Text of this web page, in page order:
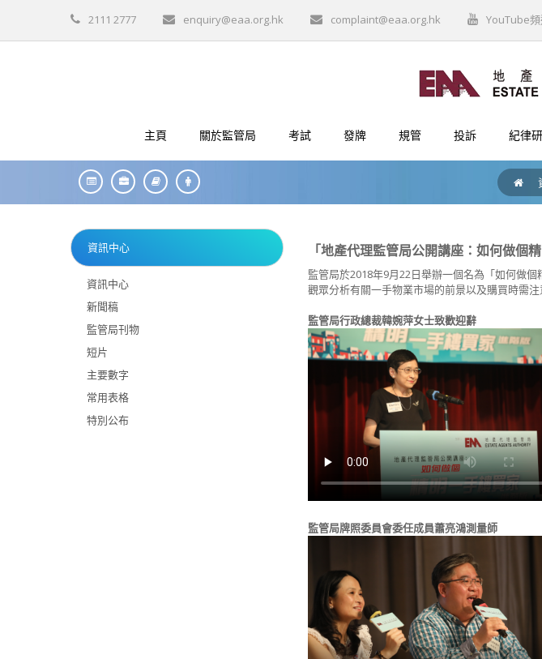
2111 2777 enquiry@eaa.org.hk complaint@eaa.org.hk YouTube頻
主頁 關於監管局 考試 發牌 規管 投訴 紀律
資訊中心
資訊中心
新聞稿
監管局刊物
短片
主要數字
常用表格
特別公布
「地產代理監管局公開講座：如何做個
監管局於2018年9月22日舉辦一個名為「如何做
觀眾分析有關一手物業市場的前景以及購買時需注
監管局行政總裁韓婉萍女士致歡迎辭
監管局牌照委員會委任成員蕭亮鴻測量師